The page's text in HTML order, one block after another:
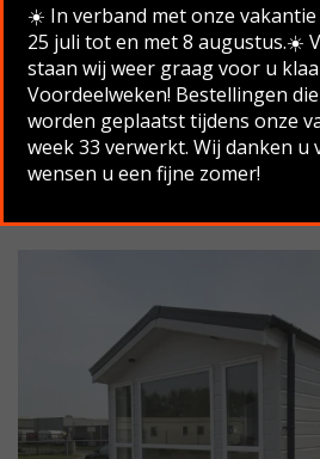
Terug naar overzicht
SERENA CHALET
11.00×3.70 , 3
☀️ In verband met onze
25 juli tot en met 8 augustus.☀️
staan wij weer graag voor u
Voordeelweken! Bestellingen
worden geplaatst tijdens onze
week 33 verwerkt. Wij danken
wensen u een fijne zomer!